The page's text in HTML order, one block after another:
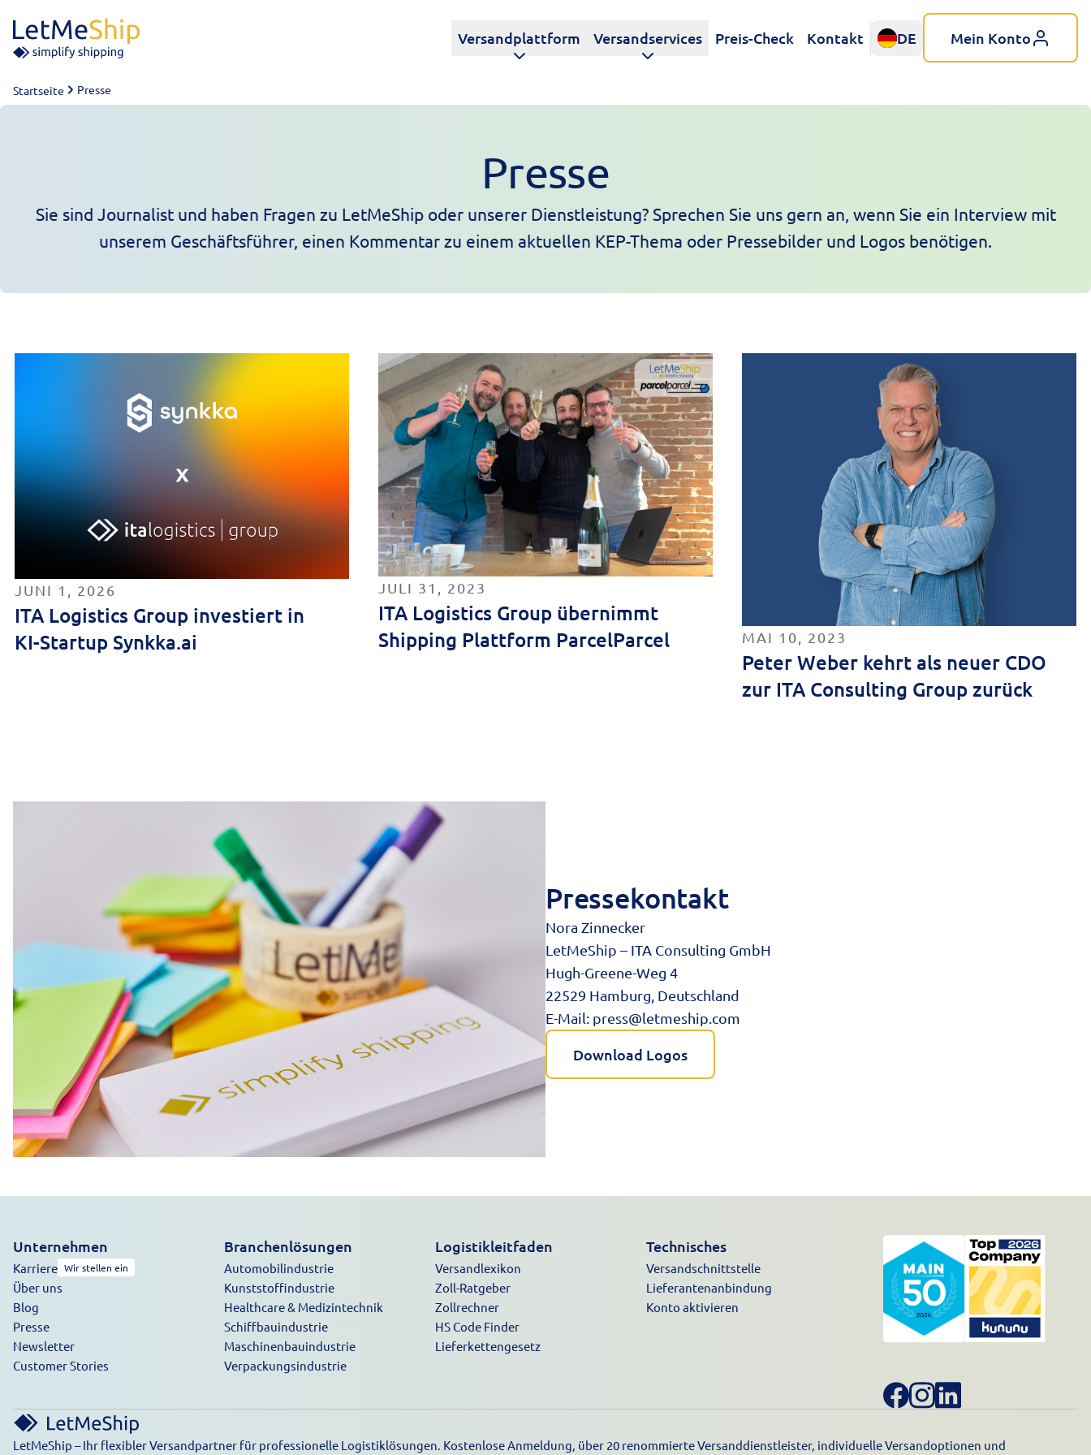
Versandplattform Versandservices Preis-Check Kontakt DE Mein Konto
Startseite Presse
Presse
Sie sind Journalist und haben Fragen zu LetMeShip oder unserer Dienstleistung? Sprechen Sie uns gern an, wenn Sie ein Interview mit
unserem Geschäftsführer, einen Kommentar zu einem aktuellen KEP-Thema oder Pressebilder und Logos benötigen.
JUNI 1, 2026
ITA Logistics Group investiert in
KI-Startup Synkka.ai
JULI 31, 2023
ITA Logistics Group übernimmt
Shipping Plattform ParcelParcel
MAI 10, 2023
Peter Weber kehrt als neuer CDO
zur ITA Consulting Group zurück
Pressekontakt
Nora Zinnecker
LetMeShip – ITA Consulting GmbH
Hugh-Greene-Weg 4
22529 Hamburg, Deutschland
E-Mail: press@letmeship.com
Download Logos
Unternehmen
Karriere Wir stellen ein
Über uns
Blog
Presse
Newsletter
Customer Stories
Branchenlösungen
Automobilindustrie
Kunststoffindustrie
Healthcare & Medizintechnik
Schiffbauindustrie
Maschinenbauindustrie
Verpackungsindustrie
Logistikleitfaden
Versandlexikon
Zoll-Ratgeber
Zollrechner
HS Code Finder
Lieferkettengesetz
Technisches
Versandschnittstelle
Lieferantenanbindung
Konto aktivieren
LetMeShip – Ihr flexibler Versandpartner für professionelle Logistiklösungen. Kostenlose Anmeldung, über 20 renommierte Versanddienstleister, individuelle Versandoptionen und